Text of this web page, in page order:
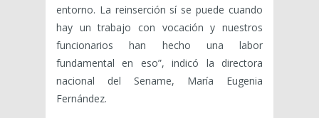
entorno. La reinserción sí se puede cuando
hay un trabajo con vocación y nuestros
funcionarios han hecho una labor
fundamental en eso”, indicó la directora
nacional del Sename, María Eugenia
Fernández.